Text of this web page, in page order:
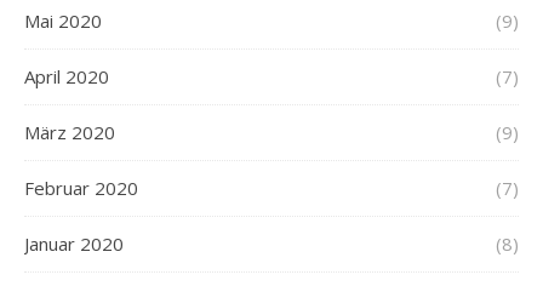
Mai 2020 (9)
April 2020 (7)
März 2020 (9)
Februar 2020 (7)
Januar 2020 (8)